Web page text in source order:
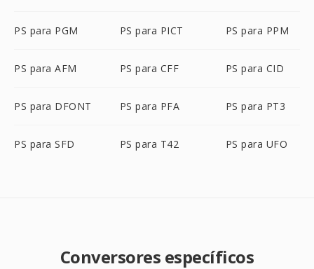
PS para PGM PS para PICT PS para PPM
PS para AFM PS para CFF PS para CID
PS para DFONT PS para PFA PS para PT3
PS para SFD PS para T42 PS para UFO
Conversores específicos